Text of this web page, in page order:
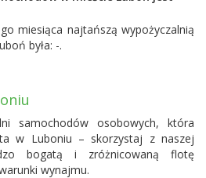
miesiąca najtańszą wypożyczalnią
była: -.
samochodów osobowych, która
w Luboniu – skorzystaj z naszej
bogatą i zróżnicowaną flotę
wynajmu.